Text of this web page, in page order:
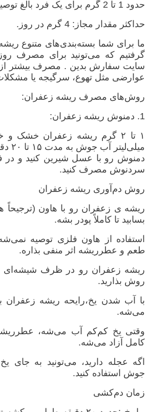
حدود 1 تا 2 گرم برای یک فرد بالغ توصیه میشه.
حداکثر مقدار مجاز: 4 گرم در روز.
ما برای شما بسته‌بندی‌های متنوع
گرفتیم که می‌تونید برای مصرف
عوارضی مثل تهوع، سرگیجه یا
روش‌های مصرف ریشه زعفران:
1. دمنوش ریشه زعفران:
۱ تا ۲ گرم ریشه زعفران خشک و
میلی‌لیتر آب جوش به مدت ۱۵ تا ۲۰
دمنوش رو با عسل شیرین کنید و
سردنوش مصرف کنید.
روش دم‌آوری ریشه زعفران
ریشه ی زعفران رو با هاون (ترجیحاً
بسابید تا کاملاً پودر بشه.
استفاده از هاون فلزی توصیه
طعم و عطرریشه اثر منفی بذاره.
ریشه زعفران رو در ظرف شیشه‌ای
روش بذارید.
با آب شدن یخ،رایحه ریشه زعفران
می‌شه.
وقتی یخ کم‌کم آب می‌شه،
کامل آزاد می‌شه.
اگه عجله دارید، می‌تونید به جای
جوش استفاده کنید.
زمان دم‌کشی